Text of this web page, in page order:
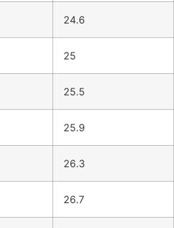
24.6
25
25.5
25.9
26.3
26.7